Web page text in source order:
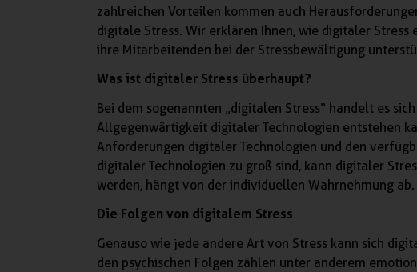
zahlreichen Vorteilen kommen auch
digitale Stress. Wir erklären Ihnen, wie digitaler
ihre Mitarbeitenden bei der Stressbewältigung
Was ist digitaler Stress überhaupt?
Bei dem sogenannten „digitalen Stress“ handelt es
Allgegenwärtigkeit digitaler Technologien entstehen
Anforderungen digitaler Technologien und den
digitaler Technologien zu groß sind, kann digitaler
werden, hängt von der individuellen Wahrnehmung ab.
Die Folgen von digitalem Stress
Genauso wie jede andere Art von Stress kann sich
den psychischen Folgen zählen unter anderem